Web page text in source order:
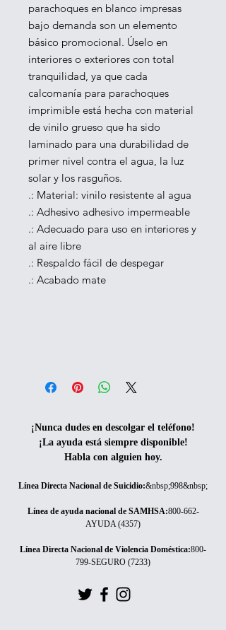
parachoques en blanco impresas
bajo demanda son un elemento
básico promocional. Úselo en
interiores o exteriores con total
tranquilidad, ya que cada
calcomanía para parachoques
imprimible está hecha con material
de vinilo grueso que ha sido
laminado para una durabilidad de
primer nivel contra el agua, la luz
solar y los rasguños.
.: Material: vinilo resistente al agua
.: Adhesivo adhesivo impermeable
.: Adecuado para uso en interiores y
al aire libre
.: Respaldo fácil de despegar
.: Acabado mate
¡Nunca dudes en descolgar el teléfono!
¡La ayuda está siempre disponible!
Habla con alguien hoy.
Línea Directa Nacional de Suicidio:&nbsp;998&nbsp;
Línea de ayuda nacional de SAMHSA:800-662-
AYUDA (4357)
Línea Directa Nacional de Violencia Doméstica:800-
799-SEGURO (7233)